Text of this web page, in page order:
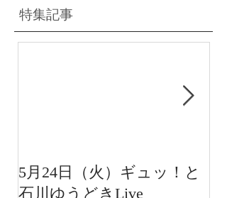
特集記事
5月24日（火）ギュッ！と
石川ゆうどきLive